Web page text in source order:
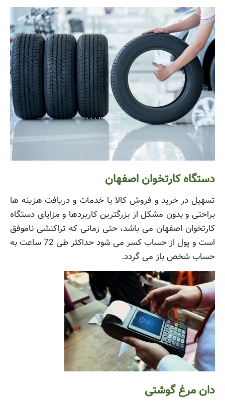
دستگاه کارتخوان اصفهان
تسهیل در خرید و فروش کالا یا خدمات و دریافت هزینه ها
براحتی و بدون مشکل از بزرگترین کاربردها و مزایای دستگاه
کارتخوان اصفهان می باشد، حتی زمانی که تراکنشی ناموفق
است و پول از حساب کسر می شود حداکثر طی 72 ساعت به
حساب شخص باز می گردد.
دان مرغ گوشتی